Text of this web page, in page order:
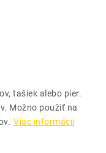
tašiek alebo pier.
Možno použiť na
Viac informácií